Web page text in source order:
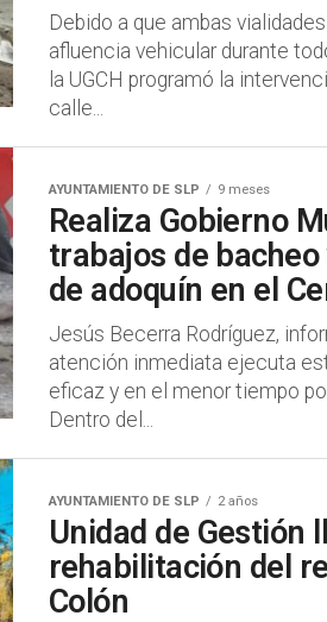
Debido a que ambas
afluencia vehicular durante
la UGCH programó la
calle...
AYUNTAMIENTO DE SLP 9 meses
Realiza Gobierno
trabajos de
de adoquín en el
Jesús Becerra Rodríguez,
atención inmediata ejecuta
eficaz y en el menor tiempo
Dentro del...
AYUNTAMIENTO DE SLP 2 años
Unidad de Gestión
rehabilitación del
Colón